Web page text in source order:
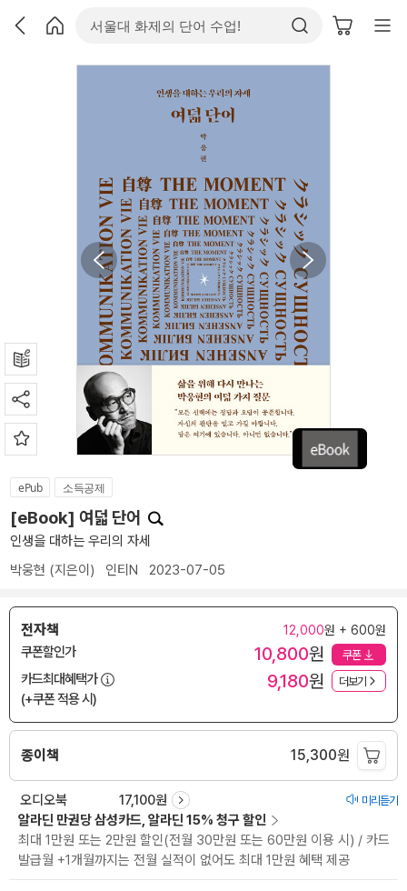
ePub 소득공제
[eBook] 여덟 단어
인생을 대하는 우리의 자세
박웅현 (지은이) 인티N 2023-07-05
전자책 12,000원 + 600원
쿠폰할인가 10,800원 쿠폰
카드최대혜택가
(+쿠폰 적용 시)
9,180원 더보기
종이책 15,300원
오디오북 17,100원 미리듣기
알라딘 만권당 삼성카드, 알라딘 15% 청구 할인
최대 1만원 또는 2만원 할인(전월 30만원 또는 60만원 이용 시) / 카드
발급월 +1개월까지는 전월 실적이 없어도 최대 1만원 혜택 제공